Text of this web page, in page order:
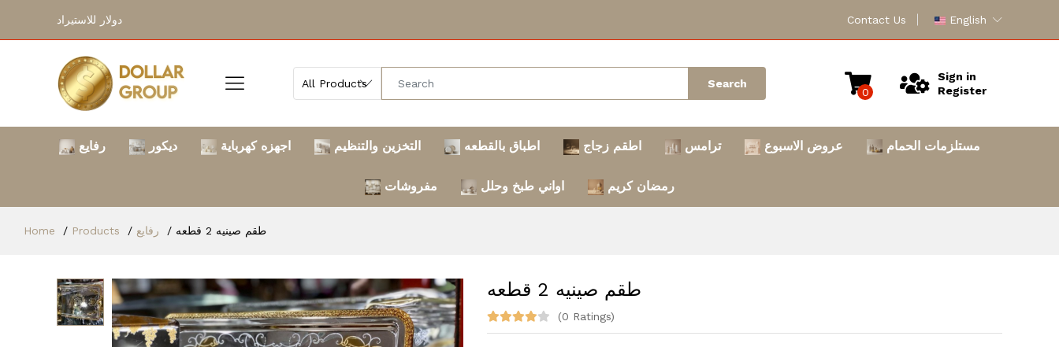
دولار للاستيراد Contact Us English
Search
0
Sign in
Register
رفايع ديكور اجهزه كهرباية التخزين والتنظيم اطباق بالقطعه اطقم زجاج ترامس عروض الاسبوع مستلزمات الحمام
مفروشات اواني طبخ وحلل رمضان كريم
Home Products رفايع طقم صينيه 2 قطعه
طقم صينيه 2 قطعه
(0 Ratings)